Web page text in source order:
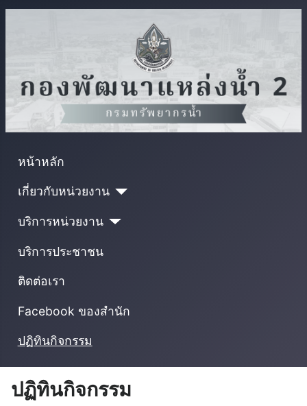
หน้าหลัก
เกี่ยวกับหน่วยงาน
บริการหน่วยงาน
บริการประชาชน
ติดต่อเรา
Facebook ของสำนัก
ปฏิทินกิจกรรม
ปฏิทินกิจกรรม